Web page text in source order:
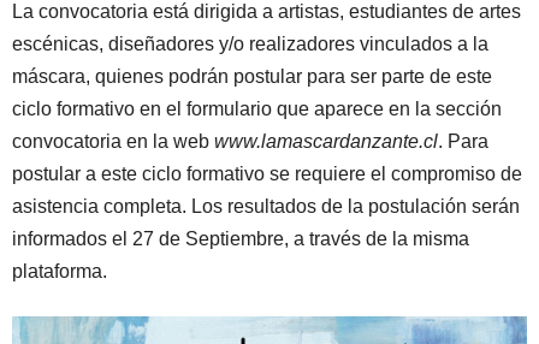
La convocatoria está dirigida a artistas, estudiantes de artes
escénicas, diseñadores y/o realizadores vinculados a la
máscara, quienes podrán postular para ser parte de este
ciclo formativo en el formulario que aparece en la sección
convocatoria en la web www.lamascardanzante.cl. Para
postular a este ciclo formativo se requiere el compromiso de
asistencia completa. Los resultados de la postulación serán
informados el 27 de Septiembre, a través de la misma
plataforma.